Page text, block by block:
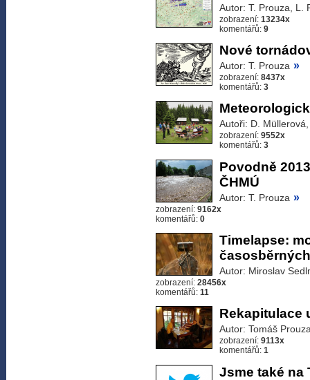
Autor: T. Prouza, L.
zobrazení: 13234x
komentářů: 9
Nové
Autor: T. Prouza »
zobrazení: 8437x
komentářů: 3
Autoři: D.
zobrazení: 9552x
komentářů: 3
Povodně
ČHMÚ
Autor: T. Prouza »
zobrazení: 9162x
komentářů: 0
Timelapse:
Autor: Miroslav
zobrazení: 28456x
komentářů: 11
Rekapitulace
Autor: Tomáš
zobrazení: 9113x
komentářů: 1
Jsme také na